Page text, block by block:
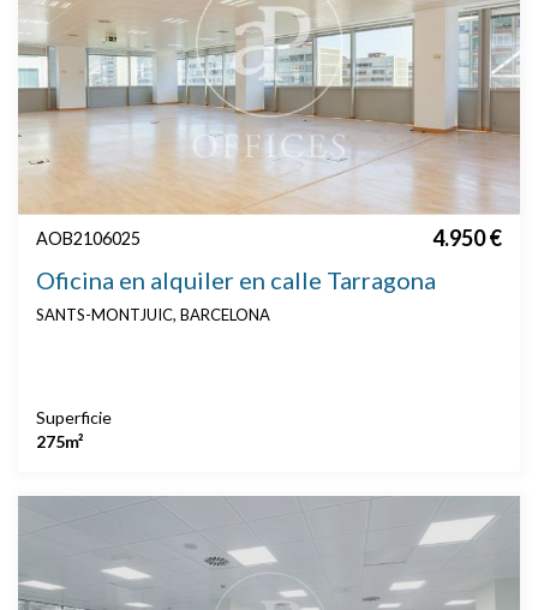
AOB2106025 4.950 €
Oficina en alquiler en calle Tarragona
SANTS-MONTJUIC, BARCELONA
Superficie
275m²